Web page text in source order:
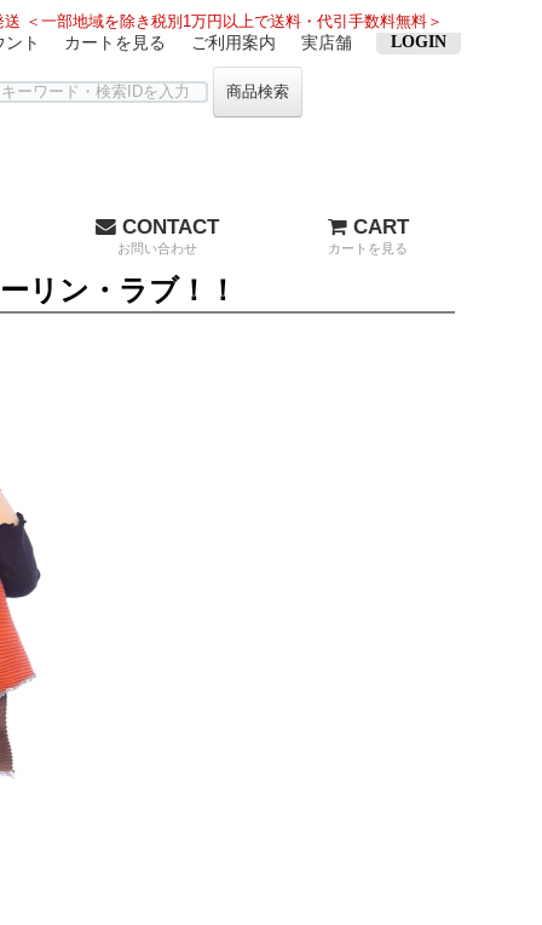
＜一部地域を除き税別1万円以上で送料・代引手数料無料＞
ント カートを見る ご利用案内 実店舗 LOGIN
商品検索
CONTACT
お問い合わせ
CART
カートを見る
リン・ラブ！！